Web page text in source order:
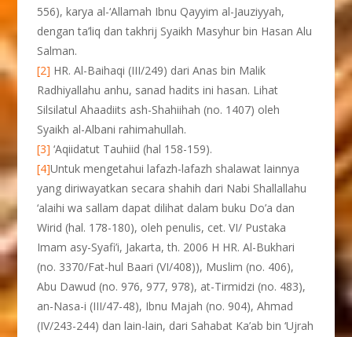
556), karya al-‘Allamah Ibnu Qayyim al-Jauziyyah,
dengan ta’liq dan takhrij Syaikh Masyhur bin Hasan Alu
Salman.
[2] HR. Al-Baihaqi (III/249) dari Anas bin Malik
Radhiyallahu anhu, sanad hadits ini hasan. Lihat
Silsilatul Ahaadiits ash-Shahiihah (no. 1407) oleh
Syaikh al-Albani rahimahullah.
[3] ‘Aqiidatut Tauhiid (hal 158-159).
[4]Untuk mengetahui lafazh-lafazh shalawat lainnya
yang diriwayatkan secara shahih dari Nabi Shallallahu
‘alaihi wa sallam dapat dilihat dalam buku Do’a dan
Wirid (hal. 178-180), oleh penulis, cet. VI/ Pustaka
Imam asy-Syafi’i, Jakarta, th. 2006 H HR. Al-Bukhari
(no. 3370/Fat-hul Baari (VI/408)), Muslim (no. 406),
Abu Dawud (no. 976, 977, 978), at-Tirmidzi (no. 483),
an-Nasa-i (III/47-48), Ibnu Majah (no. 904), Ahmad
(IV/243-244) dan lain-lain, dari Sahabat Ka’ab bin ‘Ujrah